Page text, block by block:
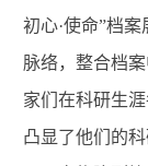
初心·使命”档案
脉络，整合档
家们在科研生
凸显了他们的